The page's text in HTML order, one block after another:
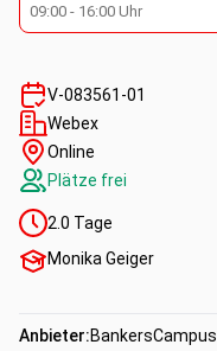
09:00 - 16:00 Uhr
V-083561-01
Webex
Online
Plätze frei
2.0 Tage
Monika Geiger
Anbieter:BankersCampus